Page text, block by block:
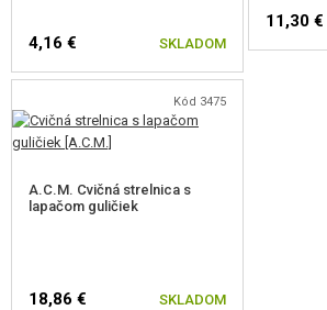
4,16 € SKLADOM
11,30 €
Kód 3475
A.C.M. Cvičná strelnica s
lapačom guličiek
18,86 € SKLADOM